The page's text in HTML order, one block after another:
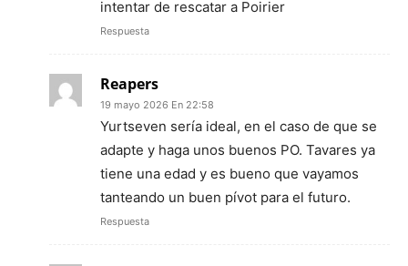
intentar de rescatar a Poirier
Respuesta
Reapers
19 mayo 2026 En 22:58
Yurtseven sería ideal, en el caso de que se
adapte y haga unos buenos PO. Tavares ya
tiene una edad y es bueno que vayamos
tanteando un buen pívot para el futuro.
Respuesta